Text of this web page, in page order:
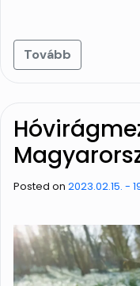
Tovább
Posted on 2023.02.15. -